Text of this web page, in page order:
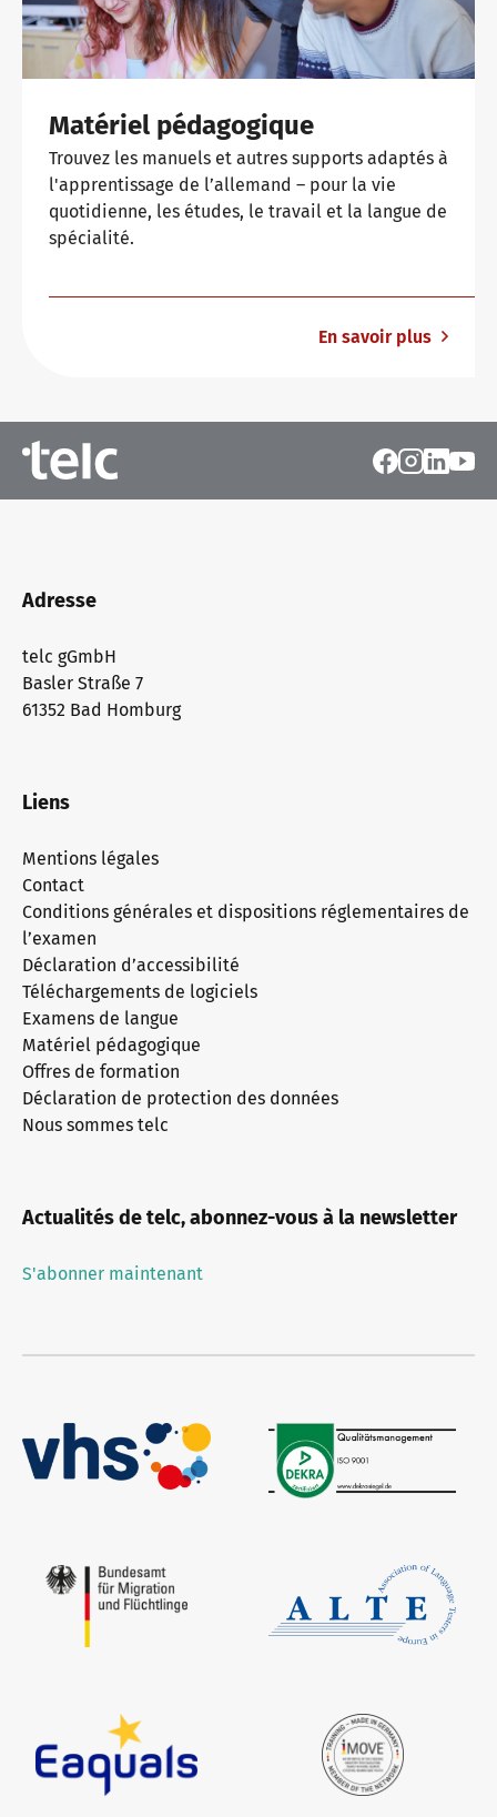
Matériel pédagogique
Trouvez les manuels et autres supports adaptés à
l'apprentissage de l’allemand – pour la vie
quotidienne, les études, le travail et la langue de
spécialité.
En savoir plus
Adresse
telc gGmbH
Basler Straße 7
61352 Bad Homburg
Liens
Mentions légales
Contact
Conditions générales et dispositions réglementaires de
l’examen
Déclaration d’accessibilité
Téléchargements de logiciels
Examens de langue
Matériel pédagogique
Offres de formation
Déclaration de protection des données
Nous sommes telc
Actualités de telc, abonnez-vous à la newsletter
S'abonner maintenant